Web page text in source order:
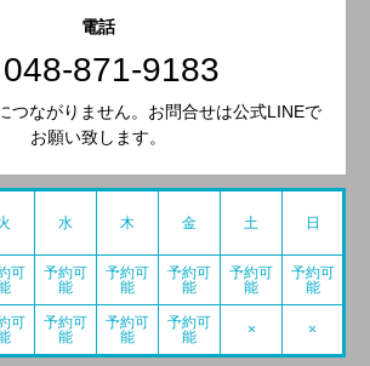
電話
048-871-9183
つながりません。お問合せは公式LINEで
お願い致します。
水 木 金 土 日
可
予約可
能
予約可
能
予約可
能
予約可
能
予約可
能
可
予約可
能
予約可
能
予約可
能
× ×